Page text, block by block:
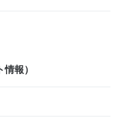
報）